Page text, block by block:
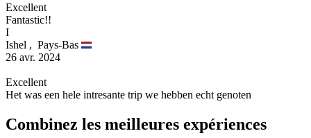
Excellent
Fantastic!!
I
Ishel , Pays-Bas
26 avr. 2024
Excellent
Het was een hele intresante trip we hebben echt genoten
Combinez les meilleures expériences